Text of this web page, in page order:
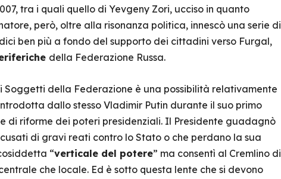
tra i quali quello di Yevgeny Zori, ucciso in quanto
però, oltre alla risonanza politica, innescò una serie di
ben più a fondo del supporto dei cittadini verso Furgal,
della Federazione Russa.
Soggetti della Federazione è una possibilità relativamente
dallo stesso Vladimir Putin durante il suo primo
di riforme dei poteri presidenziali. Il Presidente guadagnò
di gravi reati contro lo Stato o che perdano la sua
“verticale del potere” ma consentì al Cremlino di
che locale. Ed è sotto questa lente che si devono